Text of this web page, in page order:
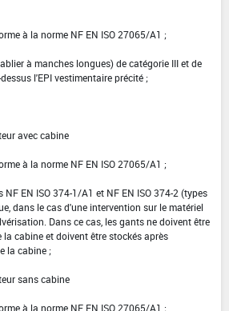
à la norme NF EN ISO 27065/A1 ;
à manches longues) de catégorie III et de
l'EPI vestimentaire précité ;
avec cabine
à la norme NF EN ISO 27065/A1 ;
EN ISO 374-1/A1 et NF EN ISO 374-2 (types
dans le cas d'une intervention sur le matériel
Dans ce cas, les gants ne doivent être
la cabine et doivent être stockés après
la cabine ;
sans cabine
à la norme NF EN ISO 27065/A1 ;